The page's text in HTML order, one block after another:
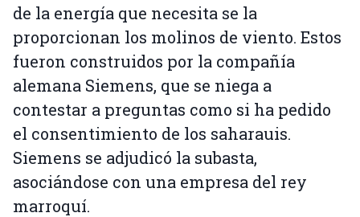
de la energía que necesita se la
proporcionan los molinos de viento. Estos
fueron construidos por la compañía
alemana Siemens, que se niega a
contestar a preguntas como si ha pedido
el consentimiento de los saharauis.
Siemens se adjudicó la subasta,
asociándose con una empresa del rey
marroquí.